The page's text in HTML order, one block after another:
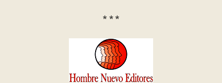
* * *